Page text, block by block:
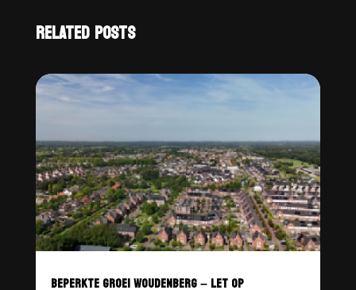
RELATED POSTS
BEPERKTE GROEI WOUDENBERG – LET OP